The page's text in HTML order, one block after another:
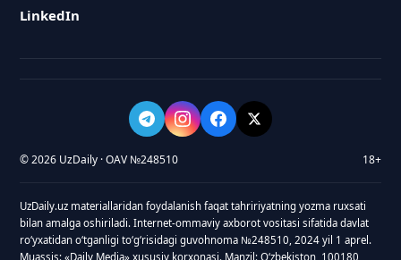
LinkedIn
© 2026 UzDaily · OAV №248510 18+
UzDaily.uz materiallaridan foydalanish faqat tahririyatning yozma ruxsati
bilan amalga oshiriladi. Internet-ommaviy axborot vositasi sifatida davlat
roʻyxatidan oʻtganligi toʻgʻrisidagi guvohnoma №248510, 2024 yil 1 aprel.
Muassis: «Daily Media» xususiy korxonasi. Manzil: Oʻzbekiston, 100180,